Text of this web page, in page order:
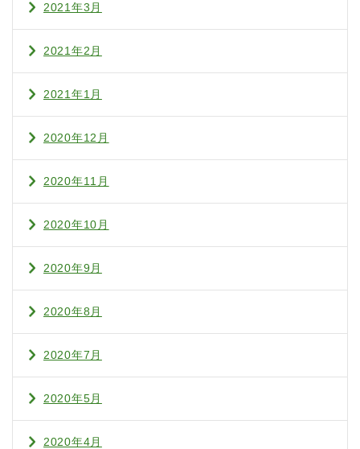
2021年3月
2021年2月
2021年1月
2020年12月
2020年11月
2020年10月
2020年9月
2020年8月
2020年7月
2020年5月
2020年4月